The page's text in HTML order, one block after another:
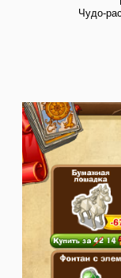
Чудо-